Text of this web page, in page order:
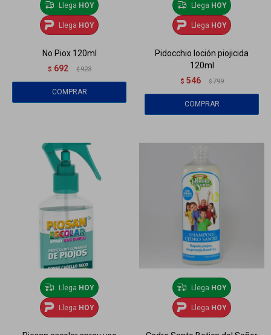
Llega HOY
Llega HOY
No Piox 120ml
$ 692 $ 923
Llega HOY
Llega HOY
Pidocchio loción piojicida
120ml
$ 546 $ 799
Llega HOY
Llega HOY
Llega HOY
Llega HOY